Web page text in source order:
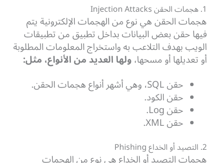
1. هجمات الحقن Injection Attacks
هجمات الحقن هي نوع من الهجمات الإلكترونية يتم
فيها حقن بعض البيانات بداخل تطبيق من تطبيقات
الويب بهدف التلاعب به واستخراج المعلومات المطلوبة
أو تعديلها أو مسحها،ولها العديد من الأنواع، مثل:
حقن SQL، وهي أشهر أنواع هجمات الحقن.
حقن الكود.
حقن Log.
حقن XML.
2. التصيد أو الخداع Phishing